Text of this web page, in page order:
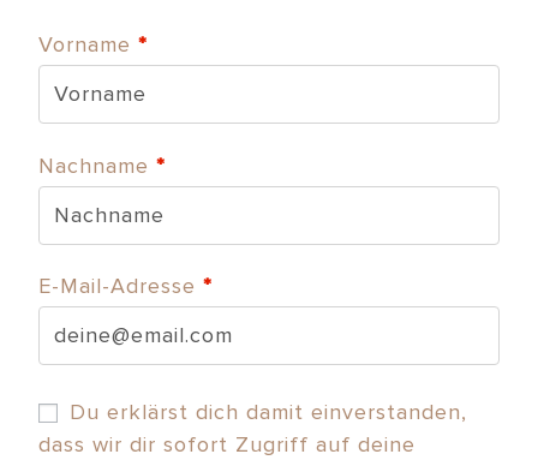
Vorname*
Nachname*
E-Mail-Adresse*
Du erklärst dich damit einverstanden,
dass wir dir sofort Zugriff auf deine